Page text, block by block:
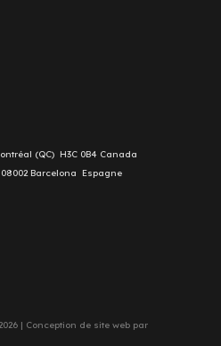
(QC) H3C 0B4 Canada
Barcelona Espagne
| Conception de site web par